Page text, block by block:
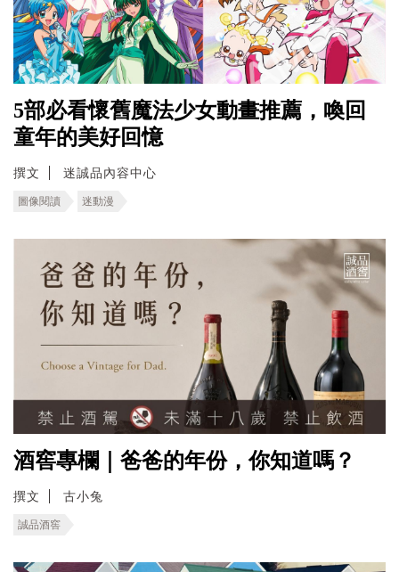
5部必看懷舊魔法少女動畫推薦，喚回
童年的美好回憶
撰文 迷誠品內容中心
圖像閱讀 迷動漫
酒窖專欄｜爸爸的年份，你知道嗎？
撰文 古小兔
誠品酒窖